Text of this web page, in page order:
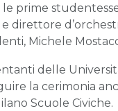
prime
e direttore
Michele
delle
la cerimonia
Scuole Civiche.